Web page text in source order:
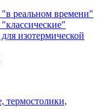
реальном времени"
изотермической
термостолики,